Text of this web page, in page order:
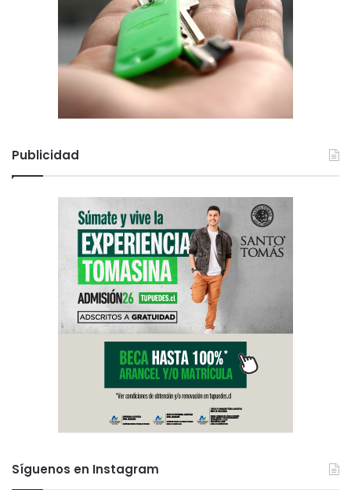
Publicidad
Síguenos en Instagram